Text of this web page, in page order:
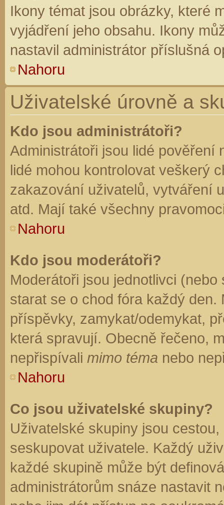
Ikony témat jsou obrázky, které
vyjádření jeho obsahu. Ikony
nastavil administrátor příslušná
Nahoru
Uživatelské úrovně a
Kdo jsou administrátoři?
Administrátoři jsou lidé pověření
lidé mohou kontrolovat veškerý
zakazování uživatelů, vytváření
atd. Mají také všechny
Nahoru
Kdo jsou moderátoři?
Moderátoři jsou jednotlivci
starat se o chod fóra každý
příspěvky, zamykat/odemykat,
která spravují. Obecně řečeno,
nepřispívali mimo téma nebo
Nahoru
Co jsou uživatelské skupiny?
Uživatelské skupiny jsou
seskupovat uživatele. Každý
každé skupině může být
administrátorům snáze nastavit